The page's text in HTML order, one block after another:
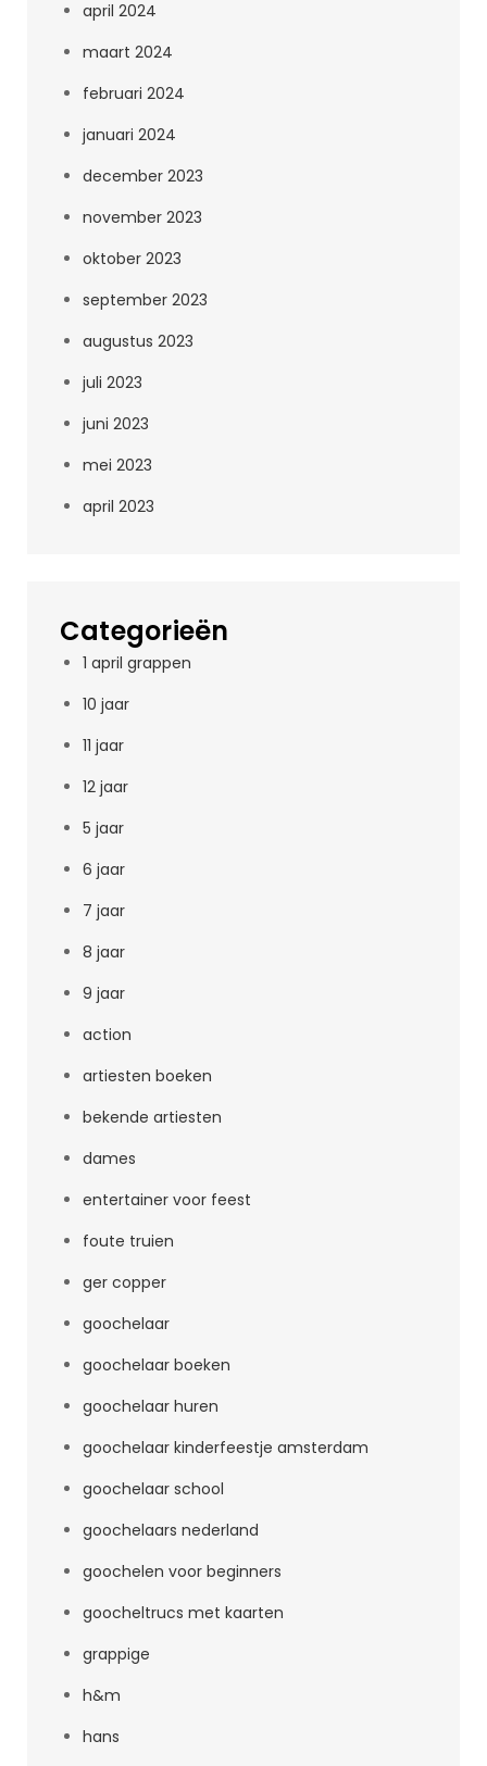
april 2024
maart 2024
februari 2024
januari 2024
december 2023
november 2023
oktober 2023
september 2023
augustus 2023
juli 2023
juni 2023
mei 2023
april 2023
Categorieën
1 april grappen
10 jaar
11 jaar
12 jaar
5 jaar
6 jaar
7 jaar
8 jaar
9 jaar
action
artiesten boeken
bekende artiesten
dames
entertainer voor feest
foute truien
ger copper
goochelaar
goochelaar boeken
goochelaar huren
goochelaar kinderfeestje amsterdam
goochelaar school
goochelaars nederland
goochelen voor beginners
goocheltrucs met kaarten
grappige
h&m
hans